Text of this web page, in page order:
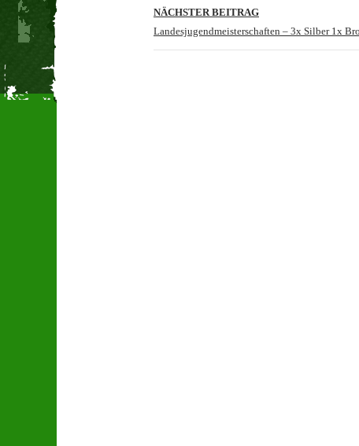
NÄCHSTER BEITRAG
Landesjugendmeisterschaften – 3x Silber 1x